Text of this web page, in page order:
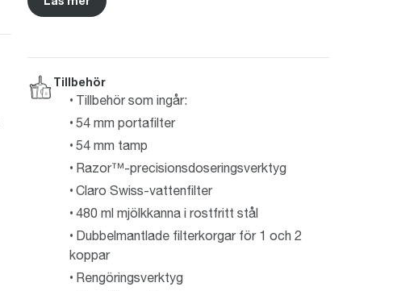
Tillbehör
Tillbehör som ingår:
54 mm portafilter
54 mm tamp
Razor™-precisionsdoseringsverktyg
Claro Swiss-vattenfilter
480 ml mjölkkanna i rostfritt stål
Dubbelmantlade filterkorgar för 1 och 2
koppar
Rengöringsverktyg